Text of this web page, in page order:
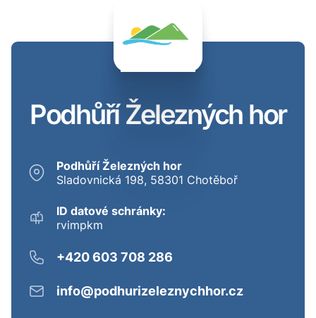
Podhůří Železných hor
Podhůří Železných hor
Sladovnická 198, 58301 Chotěboř
ID datové schránky:
rvimpkm
+420 603 708 286
info@podhurizeleznychhor.cz